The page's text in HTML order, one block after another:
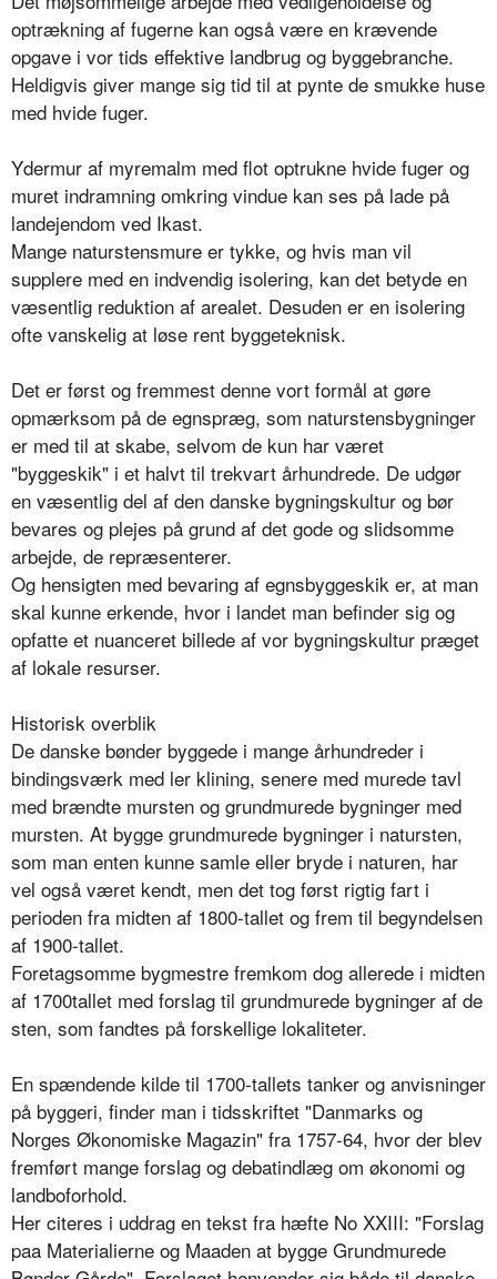
optrækning af fugerne kan også være en krævende
opgave i vor tids effektive landbrug og byggebranche.
Heldigvis giver mange sig tid til at pynte de smukke huse
med hvide fuger.
Ydermur af myremalm med flot optrukne hvide fuger og
muret indramning omkring vindue kan ses på lade på
landejendom ved Ikast.
Mange naturstensmure er tykke, og hvis man vil
supplere med en indvendig isolering, kan det betyde en
væsentlig reduktion af arealet. Desuden er en isolering
ofte vanskelig at løse rent byggeteknisk.
Det er først og fremmest denne vort formål at gøre
opmærksom på de egnspræg, som naturstensbygninger
er med til at skabe, selvom de kun har været
"byggeskik" i et halvt til trekvart århundrede. De udgør
en væsentlig del af den danske bygningskultur og bør
bevares og plejes på grund af det gode og slidsomme
arbejde, de repræsenterer.
Og hensigten med bevaring af egnsbyggeskik er, at man
skal kunne erkende, hvor i landet man befinder sig og
opfatte et nuanceret billede af vor bygningskultur præget
af lokale resurser.
Historisk overblik
De danske bønder byggede i mange århundreder i
bindingsværk med ler klining, senere med murede tavl
med brændte mursten og grundmurede bygninger med
mursten. At bygge grundmurede bygninger i natursten,
som man enten kunne samle eller bryde i naturen, har
vel også været kendt, men det tog først rigtig fart i
perioden fra midten af 1800-tallet og frem til begyndelsen
af 1900-tallet.
Foretagsomme bygmestre fremkom dog allerede i midten
af 1700tallet med forslag til grundmurede bygninger af de
sten, som fandtes på forskellige lokaliteter.
En spændende kilde til 1700-tallets tanker og anvisninger
på byggeri, finder man i tidsskriftet "Danmarks og
Norges Økonomiske Magazin" fra 1757-64, hvor der blev
fremført mange forslag og debatindlæg om økonomi og
landboforhold.
Her citeres i uddrag en tekst fra hæfte No XXIII: "Forslag
paa Materialierne og Maaden at bygge Grundmurede